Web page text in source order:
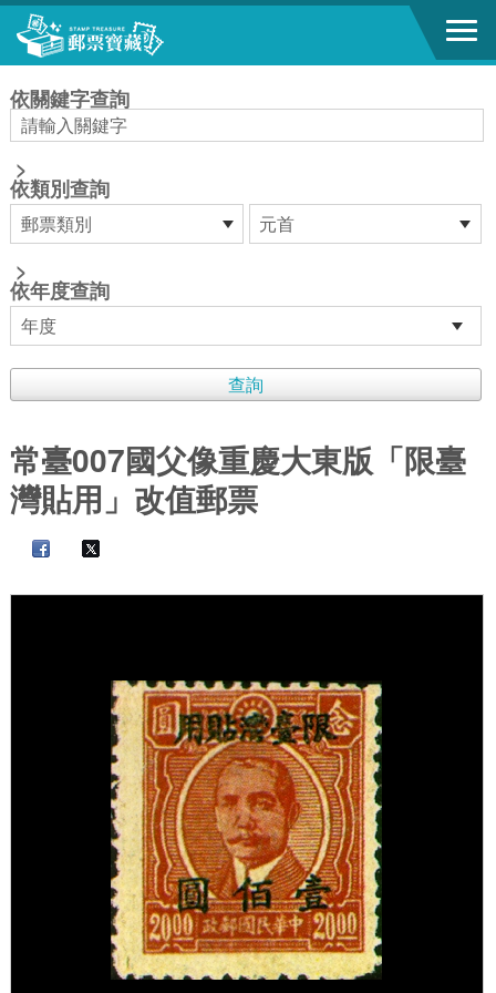
跳到主要內容區塊
依關鍵字查詢
>
依類別查詢
>
依年度查詢
常臺007國父像重慶大東版「限臺
灣貼用」改值郵票